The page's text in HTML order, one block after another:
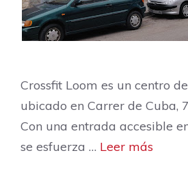
Crossfit Loom es un centro
ubicado en Carrer de Cuba,
Con una entrada accesible
se esfuerza … Leer más